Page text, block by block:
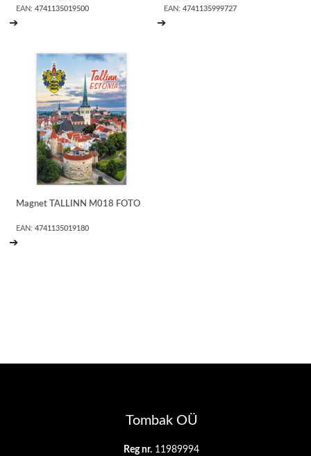
EAN:4741135019500
➔
EAN:4741135999727
➔
Magnet TALLINN M018 FOTO
EAN:4741135019180
➔
Tombak OÜ
Reg nr. 11989994